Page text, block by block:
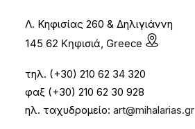
Λ. Κηφισίας 260 & Δηλιγιάννη
145 62 Κηφισιά, Greece
τηλ. (+30) 210 62 34 320
φαξ (+30) 210 62 30 928
ηλ. ταχυδρομείο: art@mihalarias.gr